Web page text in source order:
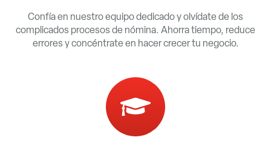
Confía en nuestro equipo dedicado y olvídate de los
complicados procesos de nómina. Ahorra tiempo, reduce
errores y concéntrate en hacer crecer tu negocio.